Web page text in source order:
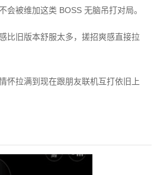
会被维加这类 BOSS 无脑吊打对局。
比旧版本舒服太多，搓招爽感直接拉
怀拉满到现在跟朋友联机互打依旧上